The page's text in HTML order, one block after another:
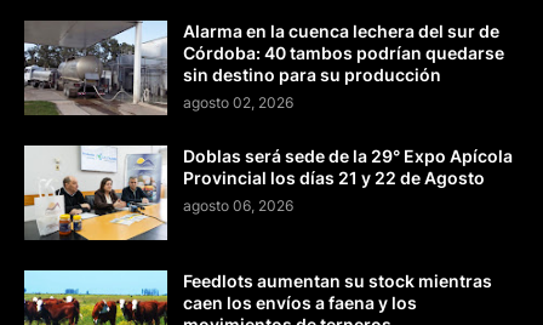
Alarma en la cuenca lechera del sur de
Córdoba: 40 tambos podrían quedarse
sin destino para su producción
agosto 02, 2026
Doblas será sede de la 29° Expo Apícola
Provincial los días 21 y 22 de Agosto
agosto 06, 2026
Feedlots aumentan su stock mientras
caen los envíos a faena y los